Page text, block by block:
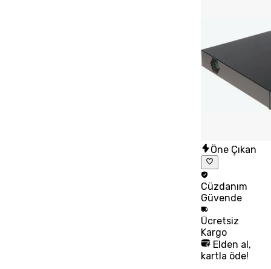
Öne Çıkan
Cüzdanım
Güvende
Ücretsiz
Kargo
Elden al,
kartla öde!